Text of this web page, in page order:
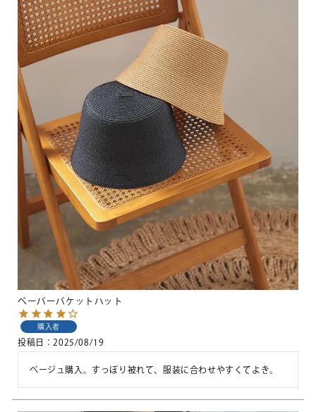
ペーパーバケットハット
購入者
投稿日 2025/08/19
ベージュ購入。すっぽり被れて、服装に合わせやすくてよき。